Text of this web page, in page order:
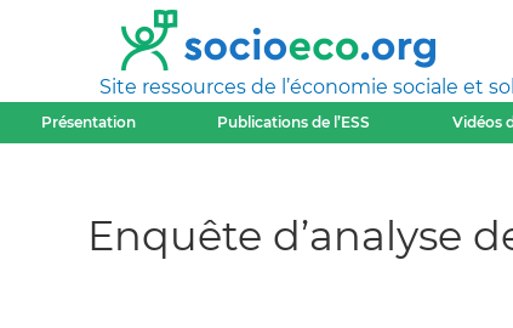
Site ressources de l’économie sociale et
Présentation Publications de l’ESS Vidéos
Enquête d’analyse